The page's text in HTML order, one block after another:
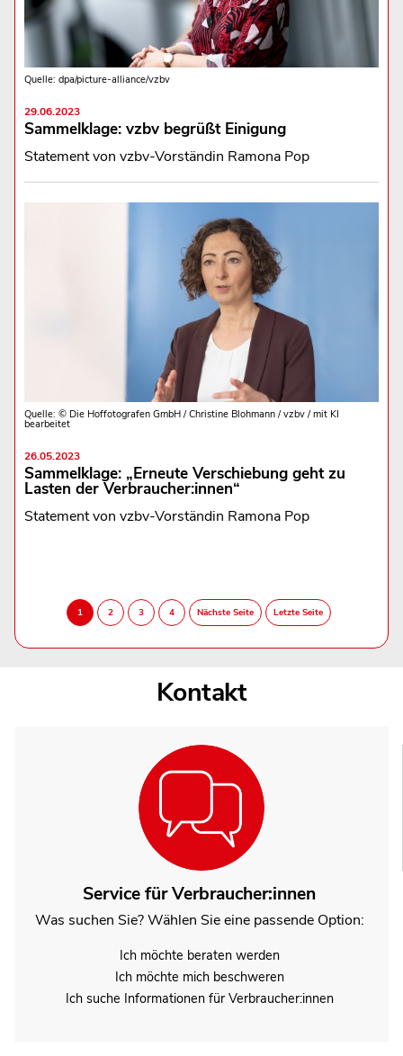
Quelle: dpa/picture-alliance/vzbv
29.06.2023
Sammelklage: vzbv begrüßt Einigung
Statement von vzbv-Vorständin Ramona Pop
Quelle: © Die Hoffotografen GmbH / Christine Blohmann / vzbv / mit KI
bearbeitet
26.05.2023
Sammelklage: „Erneute Verschiebung geht zu
Lasten der Verbraucher:innen“
Statement von vzbv-Vorständin Ramona Pop
Kontakt
Service für Verbraucher:innen
Was suchen Sie? Wählen Sie eine passende Option:
Ich möchte beraten werden
Ich möchte mich beschweren
Ich suche Informationen für Verbraucher:innen